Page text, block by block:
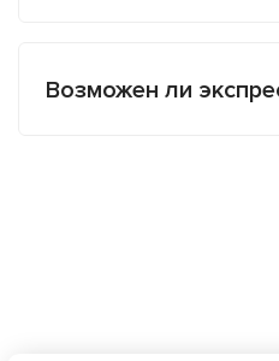
Возможен ли